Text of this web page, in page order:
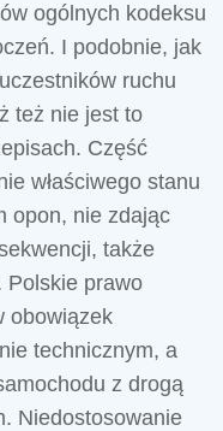
ogólnych kodeksu
I podobnie, jak
ruchu
też nie jest to
Część
właściwego stanu
opon, nie zdając
także
Polskie prawo
obowiązek
technicznym, a
z drogą
Niedostosowanie